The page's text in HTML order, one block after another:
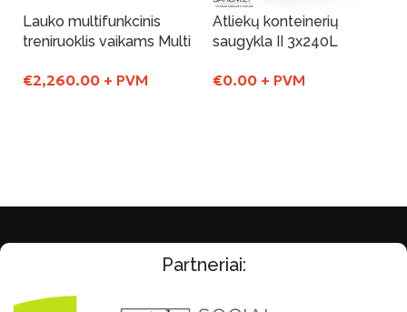
Lauko multifunkcinis
treniruoklis vaikams Multi
€2,260.00 + PVM
Atliekų konteinerių
saugykla II 3x240L
€0.00 + PVM
Partneriai: